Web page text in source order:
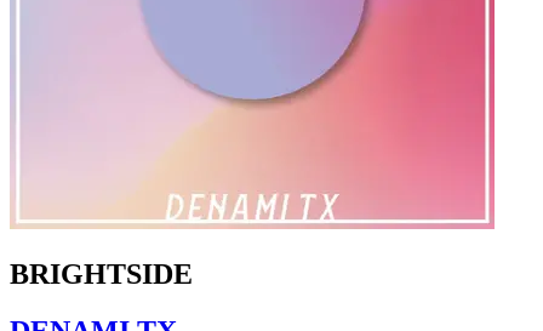
BRIGHTSIDE